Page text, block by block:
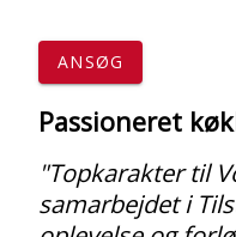
ANSØG
Passioneret
"Topkarakter til
samarbejdet i